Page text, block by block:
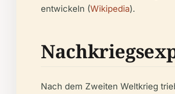
entwickeln (Wikipedia).
Nach dem Zweiten Weltkrieg